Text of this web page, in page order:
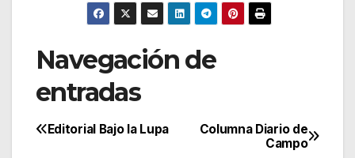
Navegación de
entradas
Columna Diario de
Campo
Editorial Bajo la Lupa